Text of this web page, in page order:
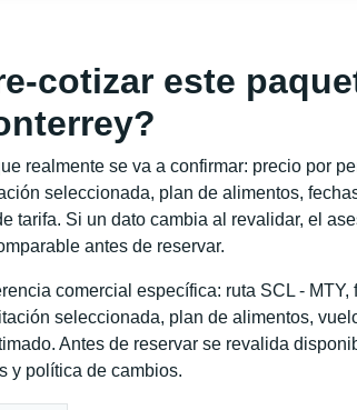
cotizar este
realmente se va a confirmar: precio por
seleccionada, plan de alimentos,
tarifa. Si un dato cambia al revalidar, el
antes de reservar.
comercial específica: ruta SCL - MTY,
seleccionada, plan de alimentos,
Antes de reservar se revalida
y política de cambios.